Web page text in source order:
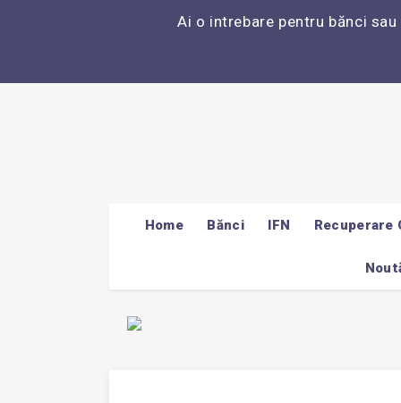
Ai o intrebare pentru bănci
Home Bănci IFN Recuperare